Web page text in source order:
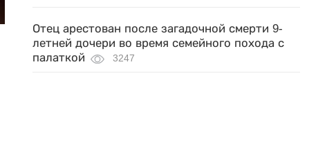
Отец арестован после загадочной смерти 9-
летней дочери во время семейного похода с
палаткой
3247